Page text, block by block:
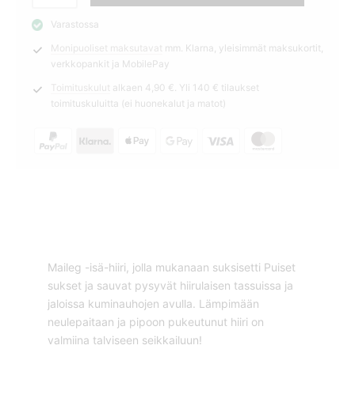
isähiiri
Maileg
määrä
Varastossa
Monipuoliset maksutavat
mm. Klarna, yleisimmät maksukortit,
verkkopankit ja MobilePay
Toimituskulut alkaen 4,90 €. Yli 140 € tilaukset
toimituskuluitta (ei huonekalut ja matot)
Maileg -isä-hiiri, jolla mukanaan suksisetti Puiset
sukset ja sauvat pysyvät hiirulaisen tassuissa ja
jaloissa kuminauhojen avulla. Lämpimään
neulepaitaan ja pipoon pukeutunut hiiri on
valmiina talviseen seikkailuun!